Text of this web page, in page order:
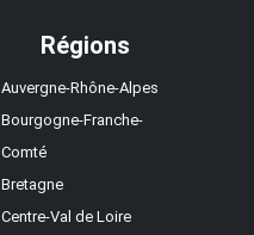
Régions
Auvergne-Rhône-Alpes
Bourgogne-Franche-
Comté
Bretagne
Centre-Val de Loire